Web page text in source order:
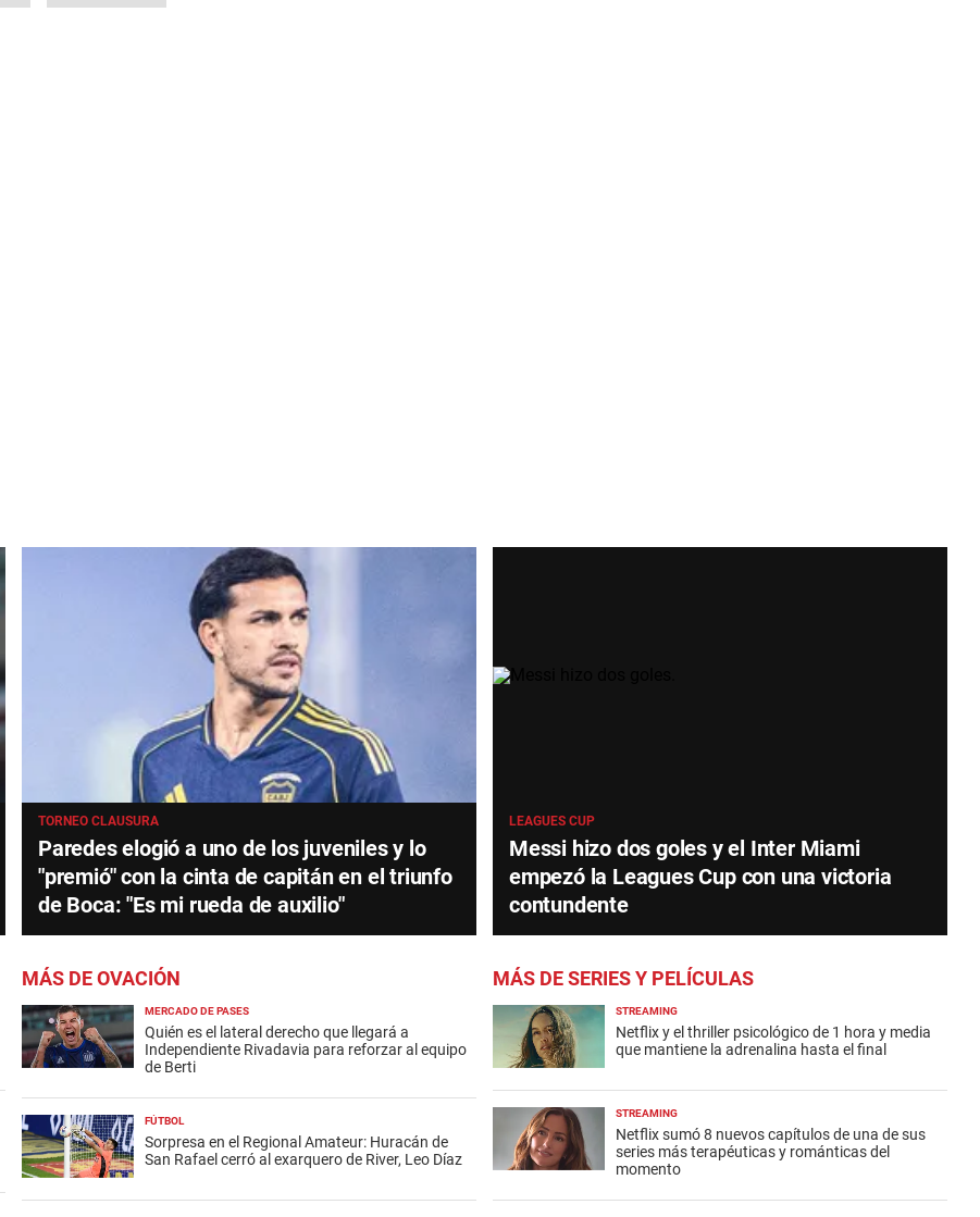
TORNEO CLAUSURA
Paredes elogió a uno de los juveniles y lo
"premió" con la cinta de capitán en el triunfo
de Boca: "Es mi rueda de auxilio"
LEAGUES CUP
Messi hizo dos goles y el Inter Miami
empezó la Leagues Cup con una victoria
contundente
MÁS DE OVACIÓN
MERCADO DE PASES
Quién es el lateral derecho que llegará a
Independiente Rivadavia para reforzar al equipo
de Berti
FÚTBOL
Sorpresa en el Regional Amateur: Huracán de
San Rafael cerró al exarquero de River, Leo Díaz
MÁS DE SERIES Y PELÍCULAS
STREAMING
Netflix y el thriller psicológico de 1 hora y media
que mantiene la adrenalina hasta el final
STREAMING
Netflix sumó 8 nuevos capítulos de una de sus
series más terapéuticas y románticas del
momento